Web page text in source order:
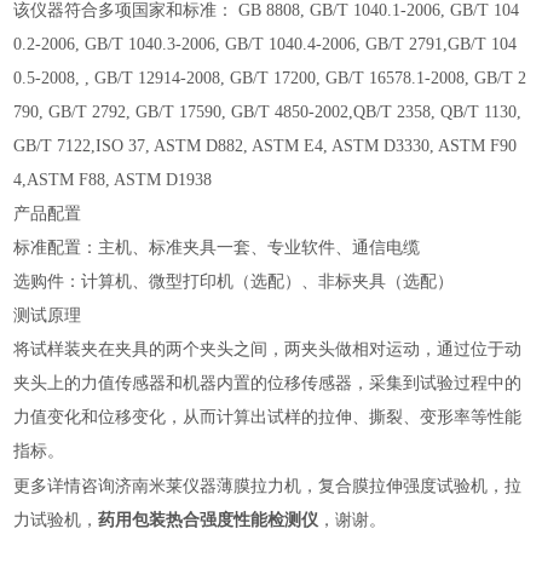
该仪器符合多项国家和标准： GB 8808, GB/T 1040.1-2006, GB/T 104
0.2-2006, GB/T 1040.3-2006, GB/T 1040.4-2006, GB/T 2791,GB/T 104
0.5-2008, , GB/T 12914-2008, GB/T 17200, GB/T 16578.1-2008, GB/T 2
790, GB/T 2792, GB/T 17590, GB/T 4850-2002,QB/T 2358, QB/T 1130,
GB/T 7122,ISO 37, ASTM D882, ASTM E4, ASTM D3330, ASTM F90
4,ASTM F88, ASTM D1938
产品配置
标准配置：主机、标准夹具一套、专业软件、通信电缆
选购件：计算机、微型打印机（选配）、非标夹具（选配）
测试原理
将试样装夹在夹具的两个夹头之间，两夹头做相对运动，通过位于动
夹头上的力值传感器和机器内置的位移传感器，采集到试验过程中的
力值变化和位移变化，从而计算出试样的拉伸、撕裂、变形率等性能
指标。
更多详情咨询济南米莱仪器薄膜拉力机，复合膜拉伸强度试验机 ，拉
力试验机，药用包装热合强度性能检测仪 ，谢谢。